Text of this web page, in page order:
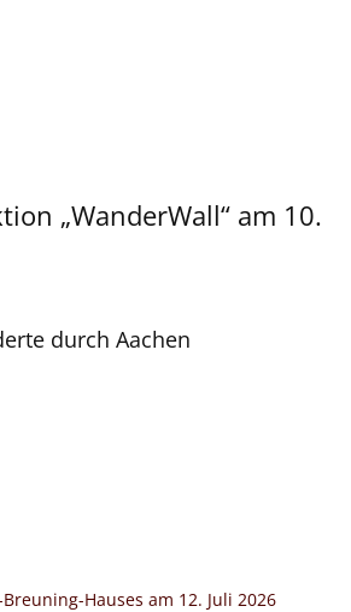
„WanderWall“ am 10.
durch Aachen
Hauses am 12. Juli 2026: